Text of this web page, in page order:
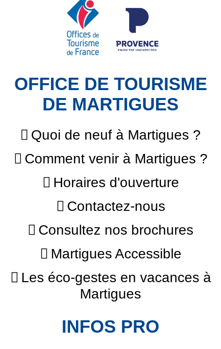
OFFICE DE TOURISME
DE MARTIGUES
Quoi de neuf à Martigues ?
Comment venir à Martigues ?
Horaires d'ouverture
Contactez-nous
Consultez nos brochures
Martigues Accessible
Les éco-gestes en vacances à
Martigues
INFOS PRO